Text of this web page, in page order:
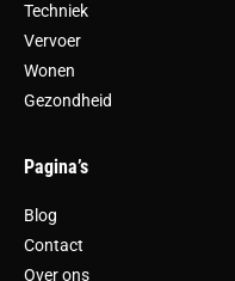
Techniek
Vervoer
Wonen
Gezondheid
Pagina’s
Blog
Contact
Over ons